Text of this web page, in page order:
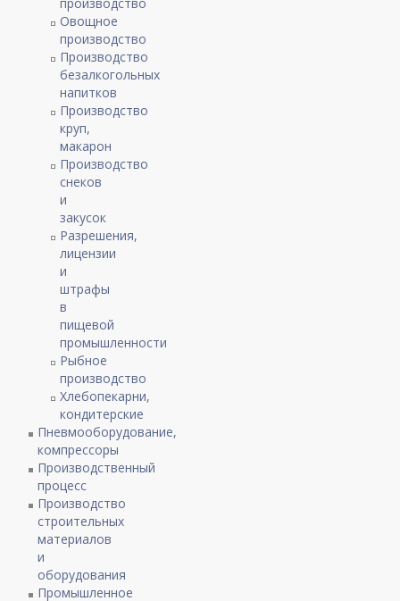
Овощное
производство
Производство
безалкогольных
напитков
Производство
круп,
макарон
Производство
снеков
и
закусок
Разрешения,
лицензии
и
штрафы
в
пищевой
промышленности
Рыбное
производство
Хлебопекарни,
кондитерские
Пневмооборудование,
компрессоры
Производственный
процесс
Производство
строительных
материалов
и
оборудования
Промышленное